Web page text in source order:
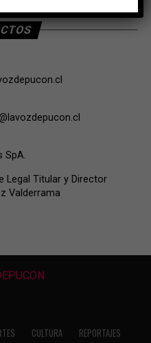
SpA.
Legal Titular y Director
Valderrama
CULTURA REPORTAJES